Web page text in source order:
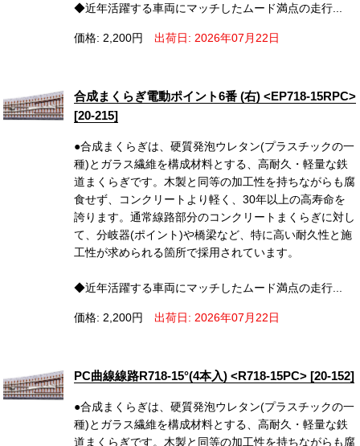
◆近年活躍する車両にマッチしたムード満点の走行...
価格: 2,200円 出荷日: 2026年07月22日
合成まくらぎ電動ポイント6番 (右) <EP718-15RPC>
[20-215]
●合成まくらぎは、硬質発泡ウレタン(プラスチックの一
種)とガラス繊維を構成材料とする、高耐久・軽量な鉄
道まくらぎです。木製と同等の加工性を持ちながらも腐
食せず、コンクリートより軽く、30年以上の高寿命を
誇ります。通常線路部分のコンクリートまくらぎに対し
て、分岐器(ポイント)や橋梁など、特に高い耐久性と施
工性が求められる箇所で採用されています。
◆近年活躍する車両にマッチしたムード満点の走行...
価格: 2,200円 出荷日: 2026年07月22日
PC曲線線路R718-15°(4本入) <R718-15PC> [20-152]
●合成まくらぎは、硬質発泡ウレタン(プラスチックの一
種)とガラス繊維を構成材料とする、高耐久・軽量な鉄
道まくらぎです。木製と同等の加工性を持ちながらも腐